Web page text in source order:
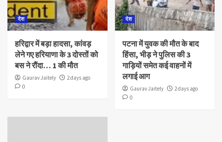
देश
हरिद्वार में बड़ा हादसा, कांवड़
लेने गए हरियाणा के 3 दोस्तों को
बस ने रौंदा… 1 की मौत
Gaurav Jaitely
2 days ago
0
देश
पटना में युवक की मौत के बाद
हिंसा, भीड़ ने पुलिस की 3
गाड़ियों समेत कई वाहनों में
लगाई आग
Gaurav Jaitely
2 days ago
0